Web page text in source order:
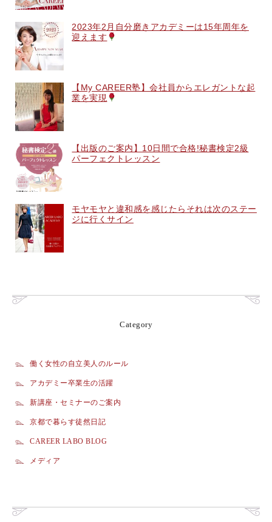
2023年2月自分磨きアカデミーは15年周年を
迎えます
【My CAREER塾】会社員からエレガントな起
業を実現
【出版のご案内】10日間で合格!秘書検定2級
パーフェクトレッスン
モヤモヤと違和感を感じたらそれは次のステー
ジに行くサイン
Category
働く女性の自立美人のルール
アカデミー卒業生の活躍
新講座・セミナーのご案内
京都で暮らす徒然日記
CAREER LABO BLOG
メディア